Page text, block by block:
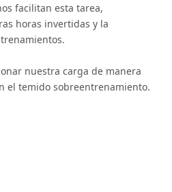
facilitan esta tarea,
horas invertidas y la
nuestra carga de manera
el temido sobreentrenamiento.